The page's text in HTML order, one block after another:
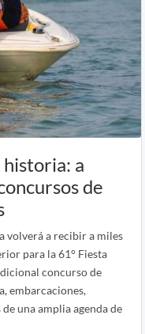
historia: a
de
volverá a recibir a miles
para la 61° Fiesta
concurso de
embarcaciones,
una amplia agenda de